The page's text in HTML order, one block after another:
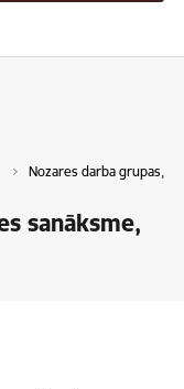
Nozares darba grupas,
sanāksme,